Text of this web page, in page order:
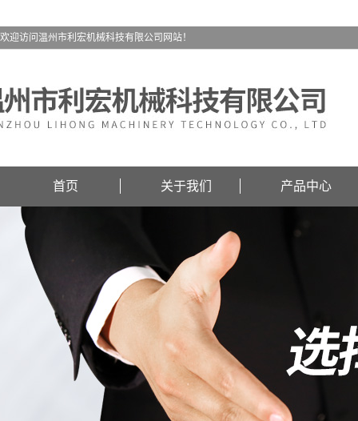
欢迎访问温州市利宏机械科技有限公司网站！
首页 关于我们 产品中心